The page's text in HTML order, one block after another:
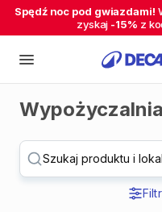
Spędź noc pod gwiazdami!
zyskaj -15% z
Szukaj produktu i